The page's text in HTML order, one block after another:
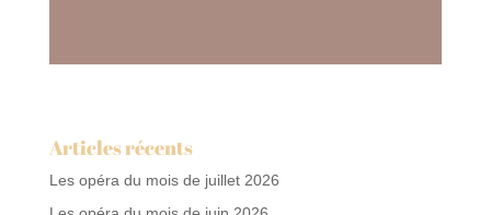
Articles récents
Les opéra du mois de juillet 2026